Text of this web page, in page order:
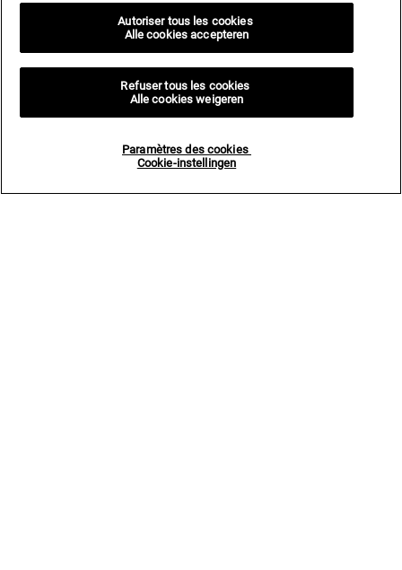
Paramètres des cookies
Cookie-instellingen
Refuser tous les cookies
Alle cookies weigeren
Autoriser tous les cookies
Alle cookies accepteren